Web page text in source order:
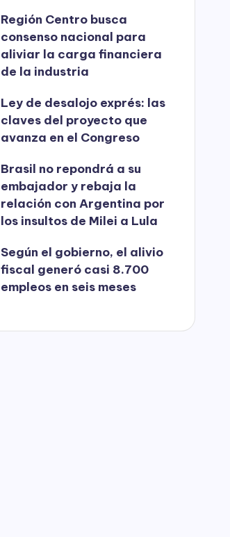
Región Centro busca
consenso nacional para
aliviar la carga financiera
de la industria
Ley de desalojo exprés: las
claves del proyecto que
avanza en el Congreso
Brasil no repondrá a su
embajador y rebaja la
relación con Argentina por
los insultos de Milei a Lula
Según el gobierno, el alivio
fiscal generó casi 8.700
empleos en seis meses